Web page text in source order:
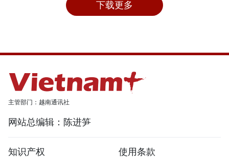
下载更多
主管部门：越南通讯社
网站总编辑：陈进笋
知识产权
使用条款